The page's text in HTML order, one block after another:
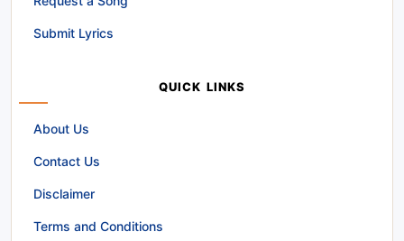
Submit Lyrics
QUICK LINKS
About Us
Contact Us
Disclaimer
Terms and Conditions